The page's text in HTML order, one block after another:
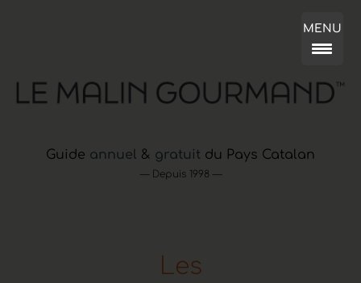
MENU
Guide annuel & gratuit du Pays Catalan
— Depuis 1998 —
Les